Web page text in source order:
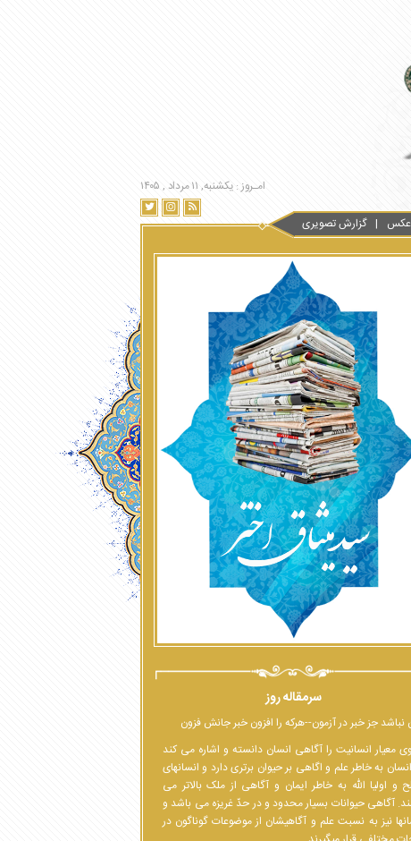
امـروز : یکشنبه, ۱۱ مرداد , ۱۴۰۵
عکس گزارش تصویری
سرمقاله روز
نباشد جز خبر در آزمون--هرکه را افزون خبر جانش فزون
معیار انسانیت را آگاهی انسان دانسته و اشاره می کند
به خاطر علم و اگاهی بر حیوان برتری دارد و انسانهای
و اولیا الله به خاطر ایمان و آگاهی از ملک بالاتر می
آگاهی حیوانات بسیار محدود و در حدّ غریزه می باشد و
نیز به نسبت علم و آگاهیشان از موضوعات گوناگون در